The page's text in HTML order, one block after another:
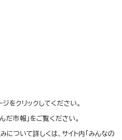
をクリックしてください。
だ市報」をご覧ください。
について詳しくは、サイト内「みんなの